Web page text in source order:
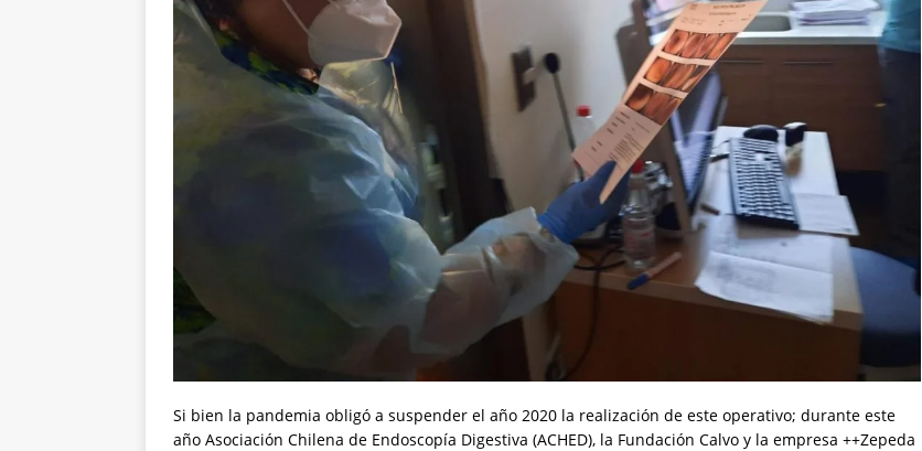
Si bien la pandemia obligó a suspender el año 2020 la realización de este operativo; durante este
año Asociación Chilena de Endoscopía Digestiva (ACHED), la Fundación Calvo y la empresa ++Zepeda